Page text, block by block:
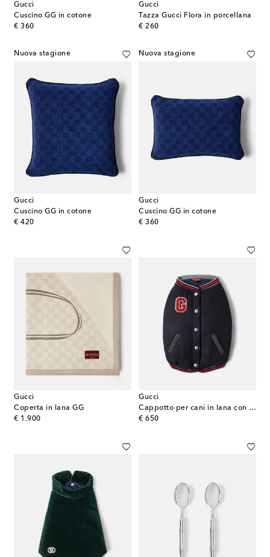
Gucci
Cuscino GG in cotone
€ 360
original price
Gucci
Tazza Gucci Flora in porcellana
€ 260
original price
Nuova stagione
Gucci
Cuscino GG in cotone
€ 420
original price
Nuova stagione
Gucci
Cuscino GG in cotone
€ 360
original price
Gucci
Coperta in lana GG
€ 1.900
original price
Gucci
Cappotto per cani in lana con ricamo
€ 650
original price